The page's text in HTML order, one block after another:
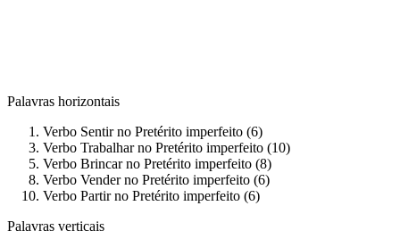
Palavras horizontais
Verbo Sentir no Pretérito imperfeito (6)
Verbo Trabalhar no Pretérito imperfeito (10)
Verbo Brincar no Pretérito imperfeito (8)
Verbo Vender no Pretérito imperfeito (6)
Verbo Partir no Pretérito imperfeito (6)
Palavras verticais